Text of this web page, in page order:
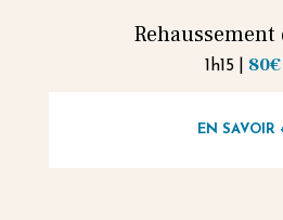
Rehaussement
1h15| 80€
EN SAVOIR